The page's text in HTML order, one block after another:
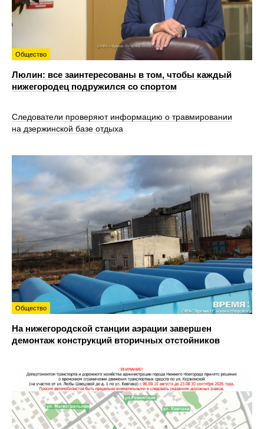
Общество
Люлин: все заинтересованы в том, чтобы каждый
нижегородец подружился со спортом
Следователи проверяют информацию о травмировании
на дзержинской базе отдыха
Общество
На нижегородской станции аэрации завершен
демонтаж конструкций вторичных отстойников